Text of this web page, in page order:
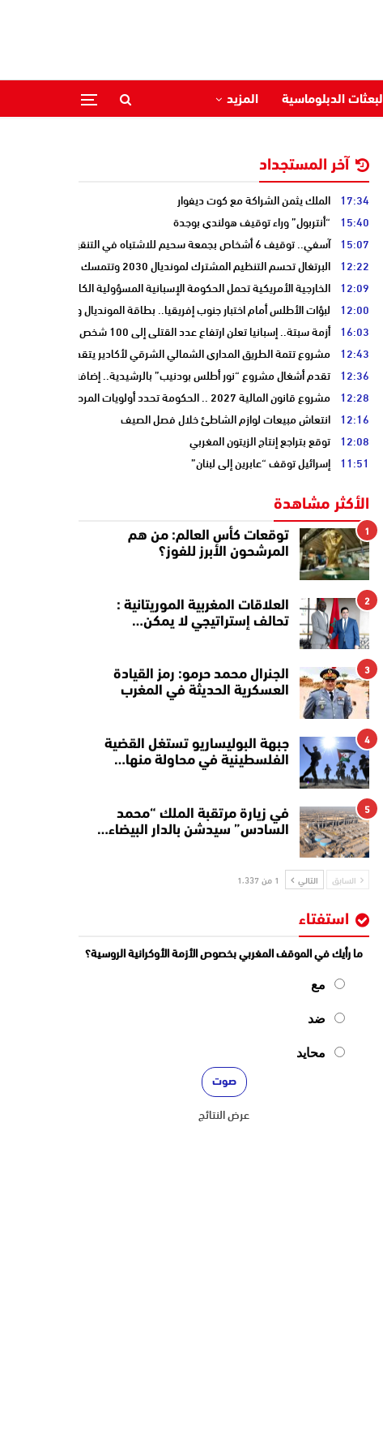
البعثات الدبلوماسية المزيد
آخر المستجداد
17:34 الملك يثمن الشراكة مع كوت ديفوار
15:40 “أنتربول” وراء توقيف هولندي بوجدة
15:07 آسفي.. توقيف 6 أشخاص بجمعة سحيم للاشتباه في التنقيب عن الكنوز .
12:22 البرتغال تحسم التنظيم المشترك لمونديال 2030 وتتمسك بالشراكة مع المغرب وإسبانيا
12:09 الخارجية الأمريكية تحمل الحكومة الإسبانية المسؤولية الكاملة عن أزمة سبتة
12:00 لبؤات الأطلس أمام اختبار جنوب إفريقيا.. بطاقة المونديال ونصف النهائي
16:03 أزمة سبتة.. إسبانيا تعلن ارتفاع عدد القتلى إلى 100 شخص
12:43 مشروع تتمة الطريق المداري الشمالي الشرقي لأكادير يتقدم نحو مرحلة
12:36 تقدم أشغال مشروع “نور أطلس بودنيب” بالرشيدية.. إضافة 33 ميغاوات إلى الشبكة الوطنية
12:28 مشروع قانون المالية 2027 .. الحكومة تحدد أولويات المرحلة المقبلة
12:16 انتعاش مبيعات لوازم الشاطئ خلال فصل الصيف
12:08 توقع بتراجع إنتاج الزيتون المغربي
11:51 إسرائيل توقف “عابرين إلى لبنان”
الأكثر مشاهدة
1
توقعات كأس العالم: من هم
المرشحون الأبرز للفوز؟
2
العلاقات المغربية الموريتانية :
تحالف إستراتيجي لا يمكن…
3
الجنرال محمد حرمو: رمز القيادة
العسكرية الحديثة في المغرب
4
جبهة البوليساريو تستغل القضية
الفلسطينية في محاولة منها…
5
في زيارة مرتقبة الملك “محمد
السادس” سيدشن بالدار البيضاء…
السابق التالي 1 من 1٬337
استفتاء
ما رأيك في الموقف المغربي بخصوص الأزمة الأوكرانية الروسية؟
مع
ضد
محايد
عرض النتائج